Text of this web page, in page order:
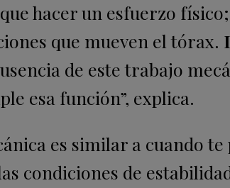
hacer un esfuerzo
que mueven el tórax.
de este trabajo
esa función”, explica.
es similar a cuando te
condiciones de